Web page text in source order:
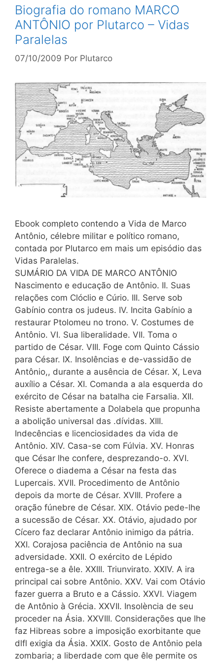
Biografia do romano MARCO
ANTÔNIO por Plutarco – Vidas
Paralelas
07/10/2009 Por Plutarco
Ebook completo contendo a Vida de Marco
Antônio, célebre militar e político romano,
contada por Plutarco em mais um episódio das
Vidas Paralelas.
SUMÁRIO DA VIDA DE MARCO ANTÔNIO
Nascimento e educação de Antônio. II. Suas
relações com Clóclio e Cúrio. III. Serve sob
Gabínio contra os judeus. IV. Incita Gabínio a
restaurar Ptolomeu no trono. V. Costumes de
Antônio. VI. Sua liberalidade. VII. Toma o
partido de César. VIII. Foge com Quinto Cássio
para César. IX. Insolências e de-vassidão de
Antônio,, durante a ausência de César. X, Leva
auxílio a César. XI. Comanda a ala esquerda do
exército de César na batalha cie Farsalia. XII.
Resiste abertamente a Dolabela que propunha
a abolição universal das .dívidas. XIII.
Indecências e licenciosidades da vida de
Antônio. XIV. Casa-se com Fúlvia. XV. Honras
que César lhe confere, desprezando-o. XVI.
Oferece o diadema a César na festa das
Lupercais. XVII. Procedimento de Antônio
depois da morte de César. XVIII. Profere a
oração fú­nebre de César. XIX. Otávio pede-lhe
a sucessão de César. XX. Otávio, ajudado por
Cícero faz declarar Antônio inimigo da pátria.
XXI. Corajosa paciência de Antônio na sua
adversidade. XXII. O exército de Lépido
entrega-se a êle. XXIII. Triunvirato. XXIV. A ira
principal cai sobre Antônio. XXV. Vai com Otávio
fazer guerra a Bruto e a Cássio. XXVI. Viagem
de Antônio à Grécia. XXVII. Insolència de seu
proceder na Ásia. XXVIII. Considera­ções que lhe
faz Hibreas sobre a imposição exorbitante que
dlfl exigia da Ásia. XXIX. Gosto de Antônio pela
zombaria; a liberdade com que êle permite os